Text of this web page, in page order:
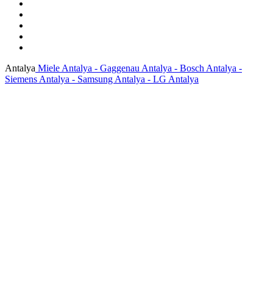
Antalya Miele Antalya - Gaggenau Antalya - Bosch Antalya -
Siemens Antalya - Samsung Antalya - LG Antalya